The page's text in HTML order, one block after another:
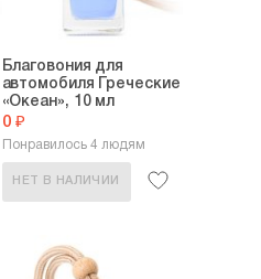
Благовония для
автомобиля Греческие
«Океан», 10 мл
0 ₽
Понравилось 4 людям
НЕТ В НАЛИЧИИ